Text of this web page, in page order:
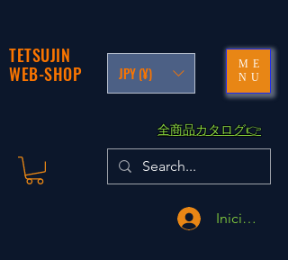
TETSUJIN
WEB-SHOP
JPY (¥)
ME
NU
​全商品カタログ👉
Iniciar